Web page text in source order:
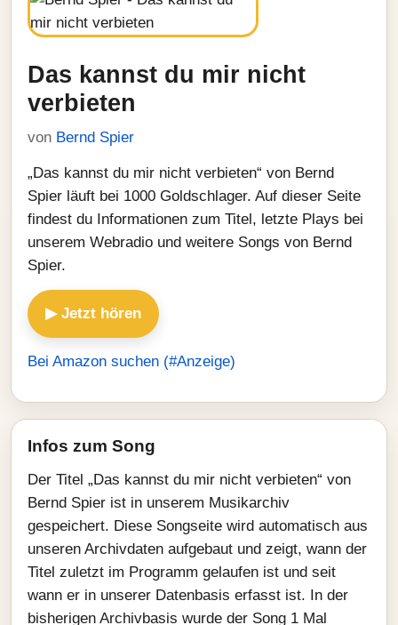
Das kannst du mir nicht
verbieten
von Bernd Spier
„Das kannst du mir nicht verbieten“ von Bernd
Spier läuft bei 1000 Goldschlager. Auf dieser Seite
findest du Informationen zum Titel, letzte Plays bei
unserem Webradio und weitere Songs von Bernd
Spier.
▶ Jetzt hören
Bei Amazon suchen (#Anzeige)
Infos zum Song
Der Titel „Das kannst du mir nicht verbieten“ von
Bernd Spier ist in unserem Musikarchiv
gespeichert. Diese Songseite wird automatisch aus
unseren Archivdaten aufgebaut und zeigt, wann der
Titel zuletzt im Programm gelaufen ist und seit
wann er in unserer Datenbasis erfasst ist. In der
bisherigen Archivbasis wurde der Song 1 Mal